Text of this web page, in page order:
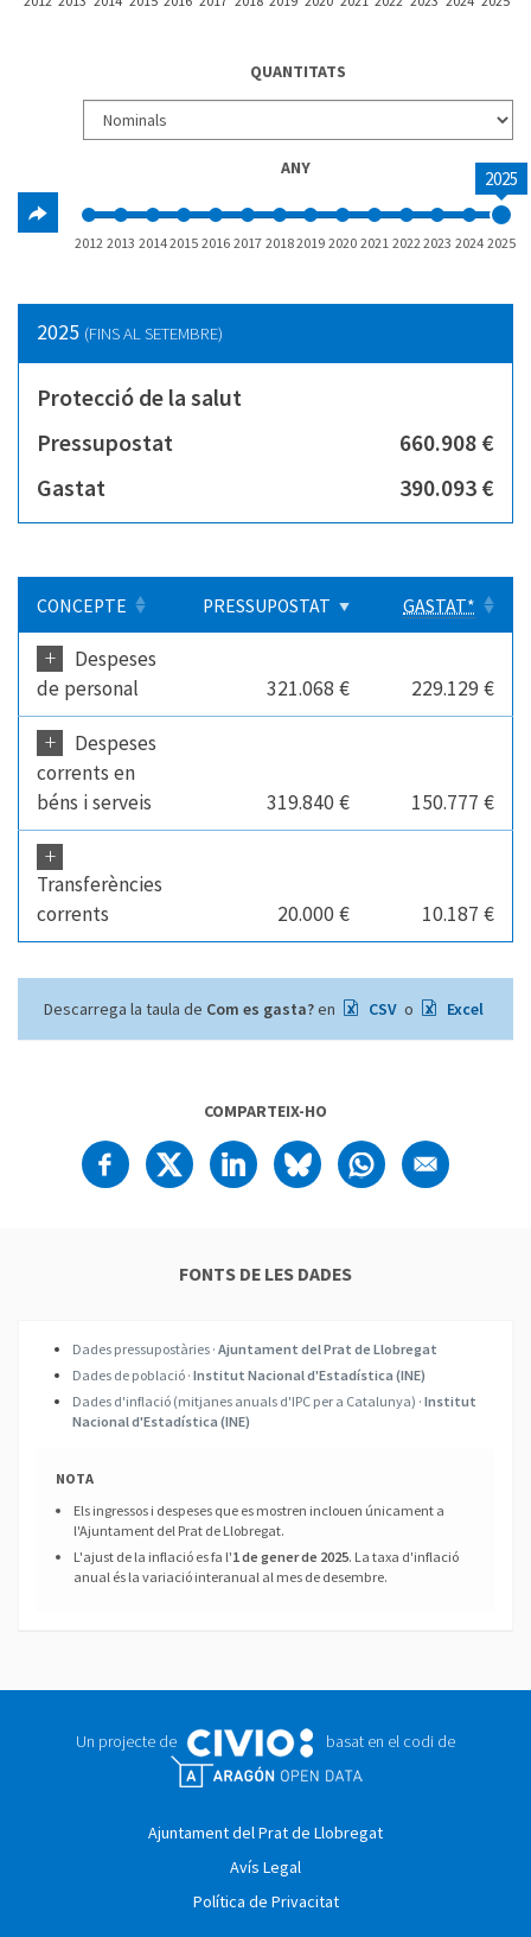
QUANTITATS
ANY 2025
2012 2013 20142015 2016 2017 20182019 2020 2021 2022 2023 2024 2025
2025 (FINS AL SETEMBRE)
Protecció de la salut
Pressupostat
660.908 €
Gastat
390.093 €
CONCEPTE PRESSUPOSTAT GASTAT*
+
Despeses
de personal
321.068 € 229.129 €
+
Despeses
corrents en
béns i serveis
319.840 € 150.777 €
+
Transferències
corrents
20.000 € 10.187 €
Descarrega la taula de Com es gasta?en CSV o Excel
COMPARTEIX-HO
FONTS DE LES DADES
Dades pressupostàries · Ajuntament del Prat de Llobregat
Dades de població · Institut Nacional d'Estadística (INE)
Dades d'inflació (mitjanes anuals d'IPC per a Catalunya) · Institut
Nacional d'Estadística (INE)
NOTA
Els ingressos i despeses que es mostren inclouen únicament a
l'Ajuntament del Prat de Llobregat.
L'ajust de la inflació es fa l'1 de gener de 2025. La taxa d'inflació
anual és la variació interanual al mes de desembre.
Un projecte de basat en el codi de
Ajuntament del Prat de Llobregat
Avís Legal
Política de Privacitat